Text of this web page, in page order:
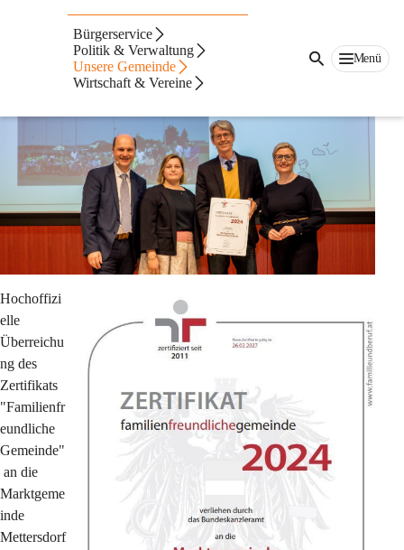
Bürgerservice
Politik & Verwaltung
Unsere Gemeinde
Wirtschaft & Vereine
Menü
Familienfreundliche Gemeinde
Hochoffizi
elle
Überreichu
ng des
Zertifikats
"Familienfr
eundliche
Gemeinde"
an die
Marktgeme
inde
Mettersdorf